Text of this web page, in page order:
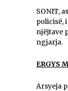
SONIT,
policisë,
njëjtave
ngjarja.
ERGYS
Arsyeja